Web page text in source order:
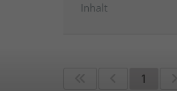
Inhalt
1